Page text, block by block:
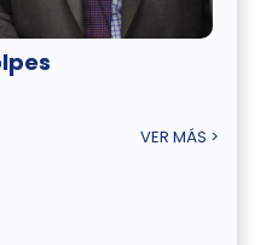
VER MÁS >